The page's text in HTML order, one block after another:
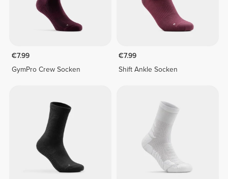
€7.99
GymPro Crew Socken
€7.99
Shift Ankle Socken